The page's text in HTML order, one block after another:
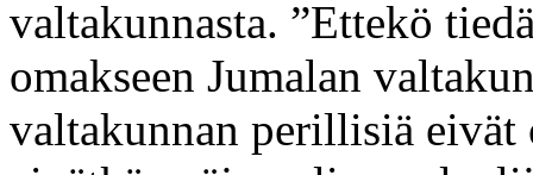
valtakunnasta. ”Ettekö
omakseen Jumalan
valtakunnan perillisiä